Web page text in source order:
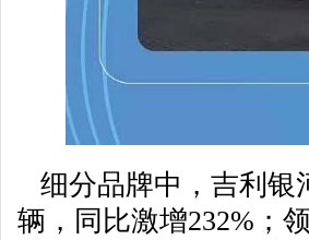
细分品牌中，吉利银
辆，同比激增232%；